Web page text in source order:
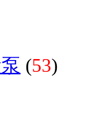
(53)